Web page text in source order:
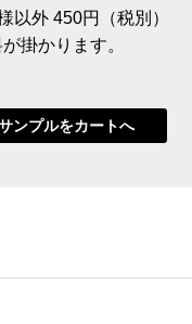
以外 450円（税別）
掛かります。